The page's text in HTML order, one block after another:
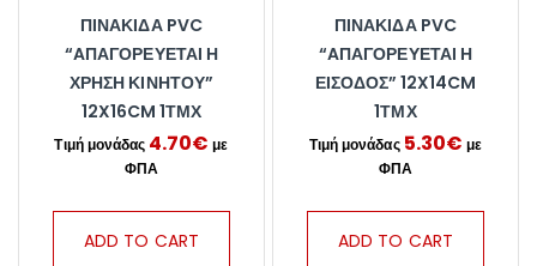
ΠΙΝΑΚΊΔΑ PVC
“AΠΑΓΟΡΕΥΈΤΑΙ Η
ΧΡΉΣΗ ΚΙΝΗΤΟΎ”
12X16CM 1ΤΜΧ
4.70€
ADD TO CART
ΠΙΝΑΚΊΔΑ PVC
“AΠΑΓΟΡΕΎΕΤΑΙ Η
ΕΊΣΟΔΟΣ” 12X14CM
1ΤΜΧ
5.30€
ADD TO CART